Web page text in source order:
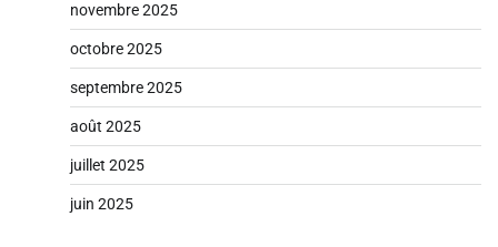
novembre 2025
octobre 2025
septembre 2025
août 2025
juillet 2025
juin 2025